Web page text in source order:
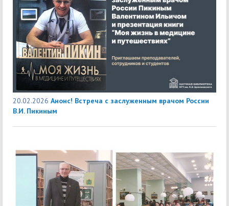
20.02.2026 Анонс! Встреча с заслуженным врачом России
В.И. Пикиным